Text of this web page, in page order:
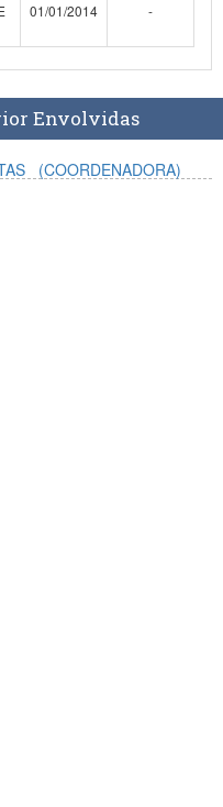
01/01/2014 -
Envolvidas
(COORDENADORA)